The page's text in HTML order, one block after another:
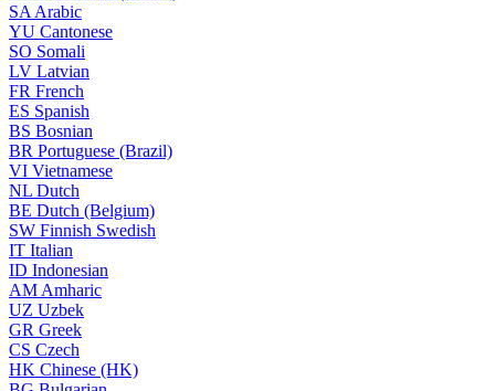
SA Arabic
YU Cantonese
SO Somali
LV Latvian
FR French
ES Spanish
BS Bosnian
BR Portuguese (Brazil)
VI Vietnamese
NL Dutch
BE Dutch (Belgium)
SW Finnish Swedish
IT Italian
ID Indonesian
AM Amharic
UZ Uzbek
GR Greek
CS Czech
HK Chinese (HK)